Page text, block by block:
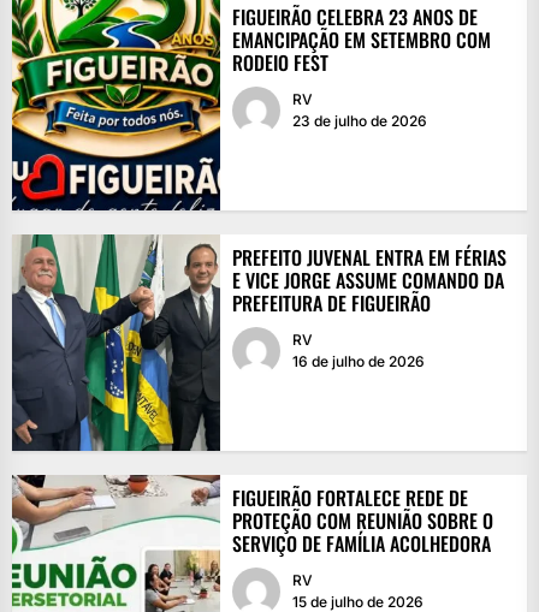
FIGUEIRÃO CELEBRA 23 ANOS DE
EMANCIPAÇÃO EM SETEMBRO COM
RODEIO FEST
RV
23 de julho de 2026
PREFEITO JUVENAL ENTRA EM FÉRIAS
E VICE JORGE ASSUME COMANDO DA
PREFEITURA DE FIGUEIRÃO
RV
16 de julho de 2026
FIGUEIRÃO FORTALECE REDE DE
PROTEÇÃO COM REUNIÃO SOBRE O
SERVIÇO DE FAMÍLIA ACOLHEDORA
RV
15 de julho de 2026